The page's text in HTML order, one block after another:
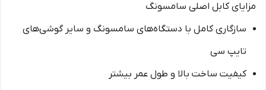
مزایای کابل اصلی سامسونگ
سازگاری کامل با دستگاه‌های سامسونگ و سایر گوشی‌های
تایپ سی
کیفیت ساخت بالا و طول عمر بیشتر